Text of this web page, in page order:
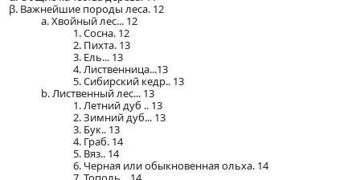
β. Важнейшие породы леса. 12
a. Хвойный лес... 12
1. Сосна. 12
2. Пихта. 13
3. Ель... 13
4. Лиственница...13
5. Сибирский кедр.. 13
b. Лиственный лес... 13
1. Летний дуб .. 13
2. Зимний дуб... 13
3. Бук.. 13
4. Граб. 14
5. Вяз.. 14
6. Черная или обыкновенная ольха. 14